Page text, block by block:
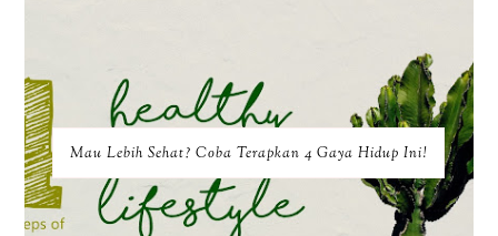
Mau Lebih Sehat? Coba Terapkan 4 Gaya Hidup Ini!